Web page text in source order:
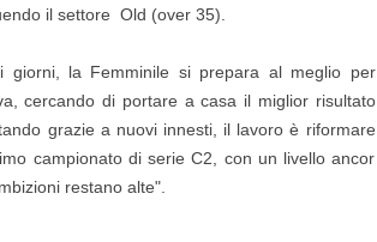
il settore Old (over 35).
la Femminile si prepara al meglio per
cercando di portare a casa il miglior risultato
grazie a nuovi innesti, il lavoro è riformare
campionato di serie C2, con un livello ancor
restano alte".